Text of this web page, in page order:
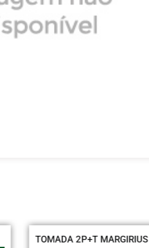
TOMADA 2P+T MARGIRIUS